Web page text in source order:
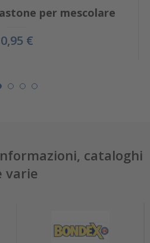
per mescolare
0,95 €
cataloghi
varie